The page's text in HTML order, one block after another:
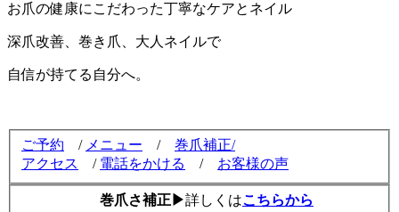
お爪の健康にこだわった丁寧なケアとネイル
深爪改善、巻き爪、大人ネイルで
自信が持てる自分へ。
ご予約 / メニュー / 巻爪補正/
アクセス
/ 電話をかける / お客様の声
巻爪さ補正▶詳しくはこちらから